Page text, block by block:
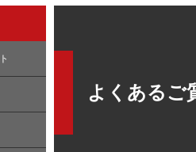
よくあるご